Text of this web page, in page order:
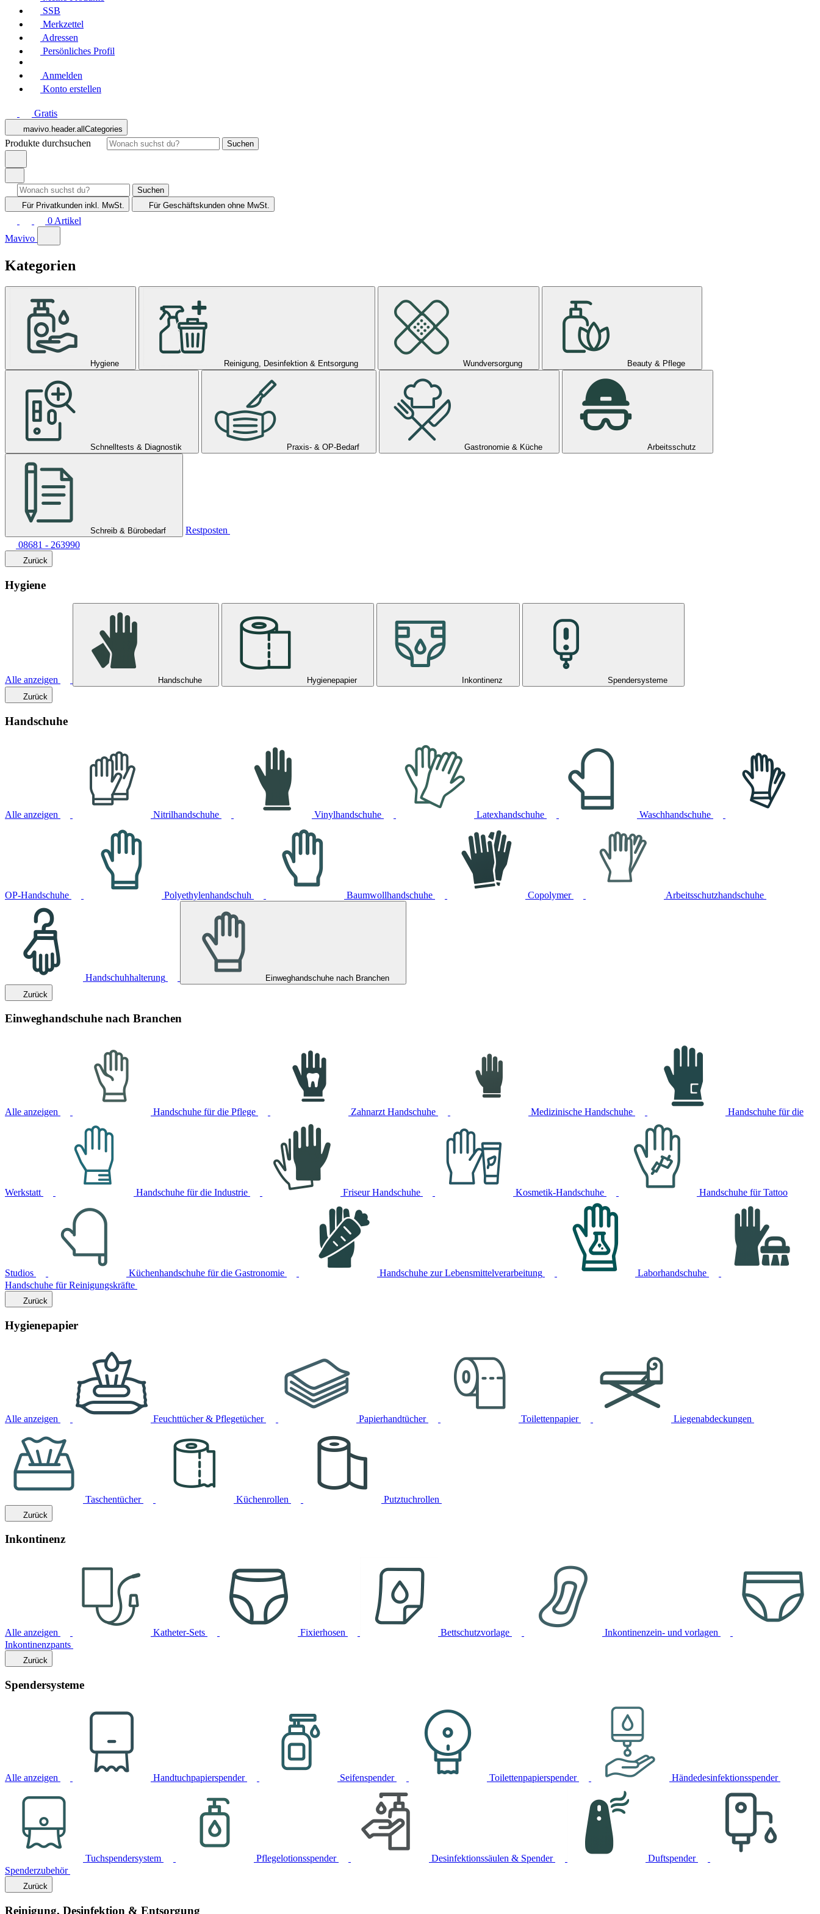
SSB
Merkzettel
Adressen
Persönliches Profil
Anmelden
Konto erstellen
Gratis
mavivo.header.allCategories
Produkte durchsuchen Suchen
Suchen
Für Privatkunden inkl. MwSt. Für Geschäftskunden ohne MwSt.
0 Artikel
Mavivo
Kategorien
Hygiene Reinigung, Desinfektion & Entsorgung Wundversorgung Beauty & Pflege
Schnelltests & Diagnostik Praxis- & OP-Bedarf Gastronomie & Küche Arbeitsschutz
Schreib & Bürobedarf
Restposten
08681 - 263990
Zurück
Hygiene
Alle anzeigen Handschuhe Hygienepapier Inkontinenz
Spendersysteme
Zurück
Handschuhe
Alle anzeigen Nitrilhandschuhe Vinylhandschuhe Latexhandschuhe Waschhandschuhe
OP-Handschuhe Polyethylenhandschuh Baumwollhandschuhe Copolymer Arbeitsschutzhandschuhe
Handschuhhalterung
Einweghandschuhe nach Branchen
Zurück
Einweghandschuhe nach Branchen
Alle anzeigen Handschuhe für die Pflege Zahnarzt Handschuhe Medizinische Handschuhe Handschuhe für die
Werkstatt Handschuhe für die Industrie Friseur Handschuhe Kosmetik-Handschuhe Handschuhe für Tattoo
Studios Küchenhandschuhe für die Gastronomie Handschuhe zur Lebensmittelverarbeitung
Laborhandschuhe
Handschuhe für Reinigungskräfte
Zurück
Hygienepapier
Alle anzeigen Feuchttücher & Pflegetücher Papierhandtücher Toilettenpapier Liegenabdeckungen
Taschentücher Küchenrollen Putztuchrollen
Zurück
Inkontinenz
Alle anzeigen Katheter-Sets Fixierhosen Bettschutzvorlage
Inkontinenzein- und vorlagen
Inkontinenzpants
Zurück
Spendersysteme
Alle anzeigen Handtuchpapierspender Seifenspender Toilettenpapierspender Händedesinfektionsspender
Tuchspendersystem Pflegelotionsspender Desinfektionssäulen & Spender
Duftspender
Spenderzubehör
Zurück
Reinigung, Desinfektion & Entsorgung